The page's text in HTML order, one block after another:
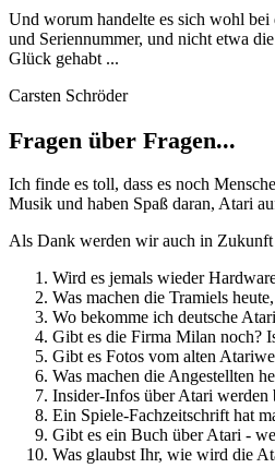
Und worum handelte es sich wohl
und Seriennummer, und nicht etwa
Glück gehabt ...
Carsten Schröder
Fragen über Fragen...
Ich finde es toll, dass es noch
Musik und haben Spaß daran, Atari
Als Dank werden wir auch in Zukunft
Wird es jemals wieder
Was machen die Tramiels
Wo bekomme ich deutsche
Gibt es die Firma Milan noch?
Gibt es Fotos vom alten
Was machen die Angestellten
Insider-Infos über Atari werden
Ein Spiele-Fachzeitschrift hat
Gibt es ein Buch über Atari -
Was glaubst Ihr, wie wird die